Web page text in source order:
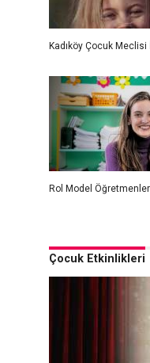
Kadıköy Çocuk Meclisi
Rol Model Öğretmenler
Çocuk Etkinlikleri